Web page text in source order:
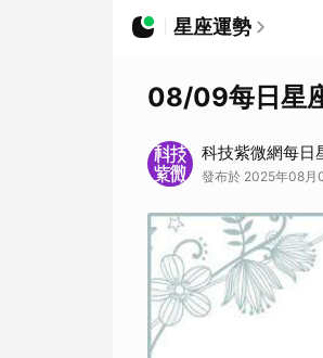
星座運勢
08/09每日星
科技紫微網每日
發布於 2025年08月